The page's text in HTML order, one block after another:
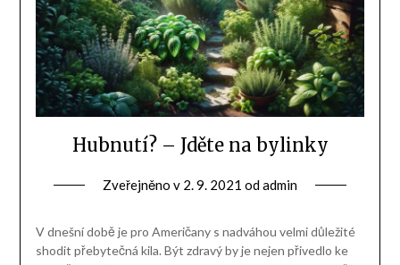
Hubnutí? – Jděte na bylinky
Zveřejněno v 2. 9. 2021 odadmin
V dnešní době je pro Američany s nadváhou velmi důležité
shodit přebytečná kila. Být zdravý by je nejen přivedlo ke